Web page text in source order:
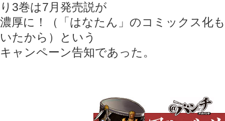
り3巻は7月発売説が
濃厚に！（「はなたん」のコミックス化
いたから）という
キャンペーン告知であった。